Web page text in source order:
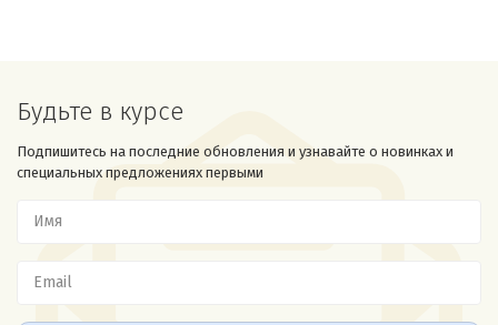
Будьте в курсе
Подпишитесь на последние обновления и узнавайте о новинках и
специальных предложениях первыми